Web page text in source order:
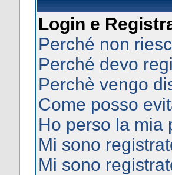
Login e
Perché non
Perché devo
Perchè vengo
Come posso
Ho perso la mia
Mi sono
Mi sono